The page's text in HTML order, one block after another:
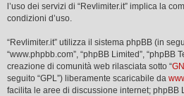
l’uso dei servizi di “Revlimiter.it” implica la
condizioni d’uso.
“Revlimiter.it” utilizza il sistema phpBB (in
“www.phpbb.com”, “phpBB Limited”, “phpBB
creazione di comunità web rilasciata sotto “
seguito “GPL”) liberamente scaricabile da
facilita le aree di discussione internet; phpBB